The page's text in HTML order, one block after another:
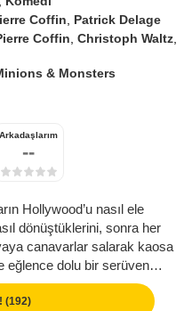
Coffin
Patrick Delage
Coffin ,Christoph Waltz
& Monsters
Arkadaşlarım
--
Hollywood’u nasıl ele
dönüştüklerini, sonra her
canavarlar salarak kaosa
eğlence dolu bir serüven…
(192)